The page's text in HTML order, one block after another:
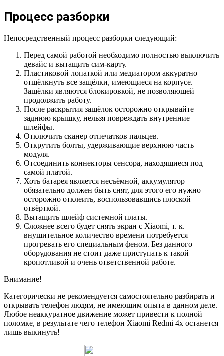
Процесс разборки
Непосредственный процесс разборки следующий:
Перед самой работой необходимо полностью выключить
девайс и вытащить сим-карту.
Пластиковой лопаткой или медиатором аккуратно
отщёлкнуть все защёлки, имеющиеся на корпусе.
Защёлки являются блокировкой, не позволяющей
продолжить работу.
После раскрытия защёлок осторожно открывайте
заднюю крышку, нельзя повреждать внутренние
шлейфы.
Отключить сканер отпечатков пальцев.
Открутить болты, удерживающие верхнюю часть
модуля.
Отсоединить коннекторы сенсора, находящиеся под
самой платой.
Хоть батарея является несъёмной, аккумулятор
обязательно должен быть снят, для этого его нужно
осторожно отклеить, воспользовавшись плоской
отвёрткой.
Вытащить шлейф системной платы.
Сложнее всего будет снять экран с Xiaomi, т. к.
внушительное количество времени потребуется
прогревать его специальным феном. Без данного
оборудования не стоит даже приступать к такой
кропотливой и очень ответственной работе.
Внимание!
Категорически не рекомендуется самостоятельно разбирать и
открывать телефон людям, не имеющим опыта в данном деле.
Любое неаккуратное движение может привести к полной
поломке, в результате чего телефон Xiaomi Redmi 4x останется
лишь выкинуть!